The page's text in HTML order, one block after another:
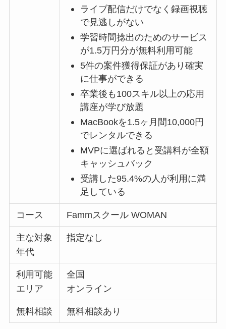
ライブ配信だけでなく録画視聴
で見逃しがない
学習時間捻出のためのサービス
が1.5万円分が無料利用可能
5件の案件獲得保証があり確実
に仕事ができる
卒業後も100スキル以上の応用
講座が学び放題
MacBookを1.5ヶ月間10,000円
でレンタルできる
MVPに選ばれると受講料が全額
キャッシュバック
受講した95.4%の人が利用に満
足している
コース Fammスクール WOMAN
主な対象
年代
指定なし
利用可能
エリア
全国
オンライン
無料相談 無料相談あり